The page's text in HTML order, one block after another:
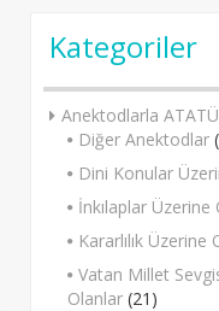
Kategoriler
Anektodlarla
Diğer Anektodlar
Dini Konular
İnkılaplar Üzerine
Kararlılık Üzerine
Vatan Millet
Olanlar (21)